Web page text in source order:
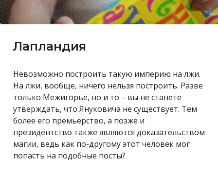
Лапландия
Невозможно построить такую империю на лжи.
На лжи, вообще, ничего нельзя построить. Разве
только Межигорье, но и то – вы не станете
утверждать, что Януковича не существует. Тем
более его премьерство, а позже и
президентство также являются доказательством
магии, ведь как по-другому этот человек мог
попасть на подобные посты?